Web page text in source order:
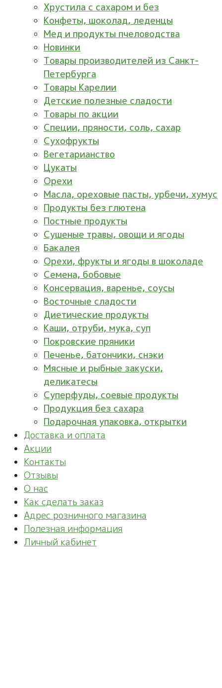
Хрустила с сахаром и без
Конфеты, шоколад, леденцы
Мед и продукты пчеловодства
Новинки
Товары производителей из Санкт-
Петербурга
Товары Карелии
Детские полезные сладости
Товары по акции
Специи, пряности, соль, сахар
Сухофрукты
Вегетарианство
Цукаты
Орехи
Масла, ореховые пасты, урбечи, хумус
Продукты без глютена
Постные продукты
Сушеные травы, овощи и ягоды
Бакалея
Орехи, фрукты и ягоды в шоколаде
Семена, бобовые
Консервация, варенье, соусы
Восточные сладости
Диетические продукты
Каши, отруби, мука, суп
Покровские пряники
Печенье, батончики, снэки
Мясные и рыбные закуски,
деликатесы
Суперфуды, соевые продукты
Продукция без сахара
Подарочная упаковка, открытки
Доставка и оплата
Акции
Контакты
Отзывы
О нас
Как сделать заказ
Адрес розничного магазина
Полезная информация
Личный кабинет